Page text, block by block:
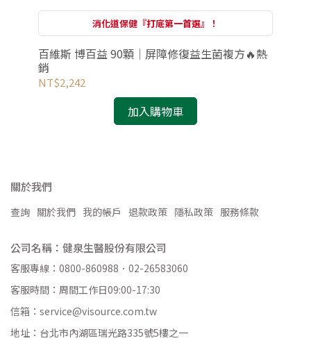
消化道保健『打底第一首選』！
百維斯 博百益 90顆｜屏障修復益生菌複方🔥熱
銷
NT$2,242
加入購物車
關於我們
查詢 關於我們 我的帳戶 退款政策 隱私政策 服務條款
公司名稱：健泉生醫股份有限公司
客服專線：0800-860988．02-26583060
客服時間：周間工作日09:00-17:30
信箱：service@visource.com.tw
地址：台北市內湖區瑞光路335號5樓之一